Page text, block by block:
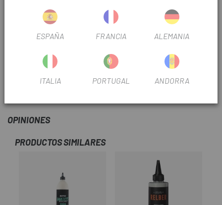
el sistema le permite almacenar tanto el tapón como la
herramienta escariadora dentro del manillar.
El SahmuraiSword se ajusta perfectamente y se bloquea
rápidamente dentro del manillar sin ceder ni moverse.
está ahí.
OPINIONES
PRODUCTOS SIMILARES
ESPAÑA FRANCIA ALEMANIA
ITALIA PORTUGAL ANDORRA